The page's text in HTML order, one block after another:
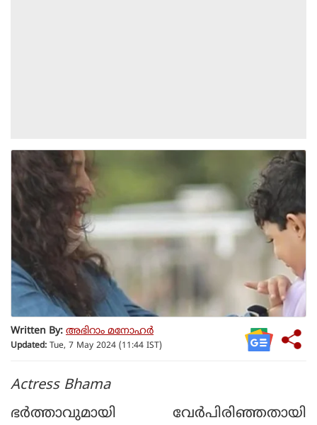
Written By: അഭിറാം മനോഹർ
Updated: Tue, 7 May 2024 (11:44 IST)
Actress Bhama
ഭര്‍ത്താവുമായി വേര്‍പിരിഞ്ഞതായി